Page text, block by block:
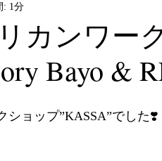
カンワー
Bayo &
: 1分
ショップ”KASSA”でした❣️